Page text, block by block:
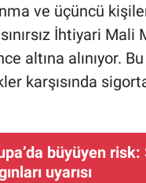
ve üçüncü
İhtiyari
altına alınıyor.
karşısında
büyüyen
uyarısı